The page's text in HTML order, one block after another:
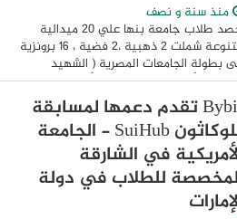
منذ سنة و نصف
حصد طلاب جامعة بنها علي 20 ميدالية
متنوعة شملت 2 ذهبية ،2 فضية ، 16 برونزية
بطولة الجامعات المصرية ( الشهيد
لألعاب القوي ، والتي أقيمت
الأمريكية. من جانبه هنأ الدكتور
... Bybit تقدم دعمها لمسابقة
بلوكاثون SuiHub - الجامعة
في الشارقة
للطلاب في دولة